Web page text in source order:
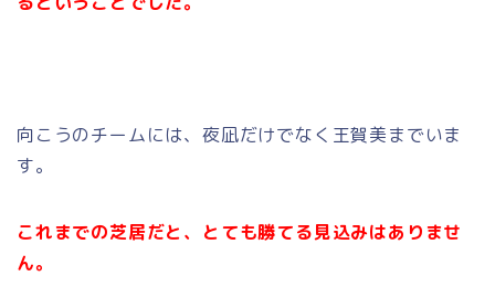
向こうのチームには、夜凪だけでなく王賀美までいま
す。
これまでの芝居だと、とても勝てる見込みはありませ
ん。